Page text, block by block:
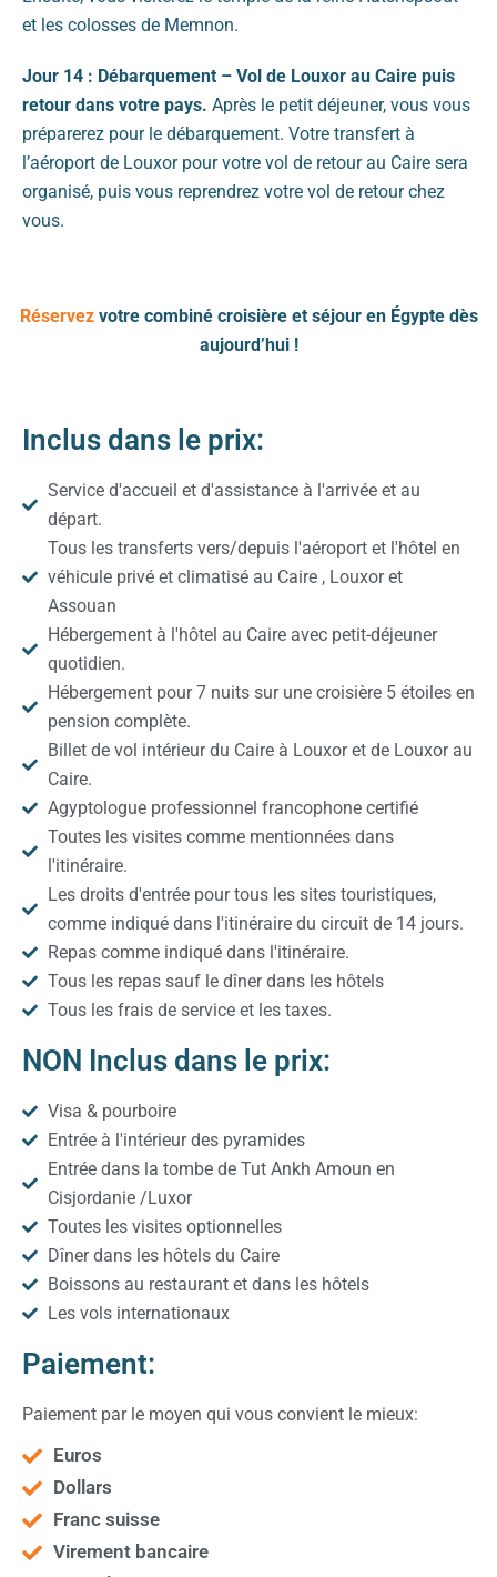
et les colosses de Memnon.
Jour 14 : Débarquement – Vol de Louxor au Caire puis
retour dans votre pays. Après le petit déjeuner, vous vous
préparerez pour le débarquement. Votre transfert à
l’aéroport de Louxor pour votre vol de retour au Caire sera
organisé, puis vous reprendrez votre vol de retour chez
vous.
Réservezvotre combiné croisière et séjour en Égypte dès
aujourd’hui !
Inclus dans le prix:
Service d'accueil et d'assistance à l'arrivée et au
départ.
Tous les transferts vers/depuis l'aéroport et l'hôtel en
véhicule privé et climatisé au Caire , Louxor et
Assouan
Hébergement à l'hôtel au Caire avec petit-déjeuner
quotidien.
Hébergement pour 7 nuits sur une croisière 5 étoiles en
pension complète.
Billet de vol intérieur du Caire à Louxor et de Louxor au
Caire.
Agyptologue professionnel francophone certifié
Toutes les visites comme mentionnées dans
l'itinéraire.
Les droits d'entrée pour tous les sites touristiques,
comme indiqué dans l'itinéraire du circuit de 14 jours.
Repas comme indiqué dans l'itinéraire.
Tous les repas sauf le dîner dans les hôtels
Tous les frais de service et les taxes.
NON Inclus dans le prix:
Visa & pourboire
Entrée à l'intérieur des pyramides
Entrée dans la tombe de Tut Ankh Amoun en
Cisjordanie /Luxor
Toutes les visites optionnelles
Dîner dans les hôtels du Caire
Boissons au restaurant et dans les hôtels
Les vols internationaux
Paiement:
Paiement par le moyen qui vous convient le mieux:
Euros
Dollars
Franc suisse
Virement bancaire